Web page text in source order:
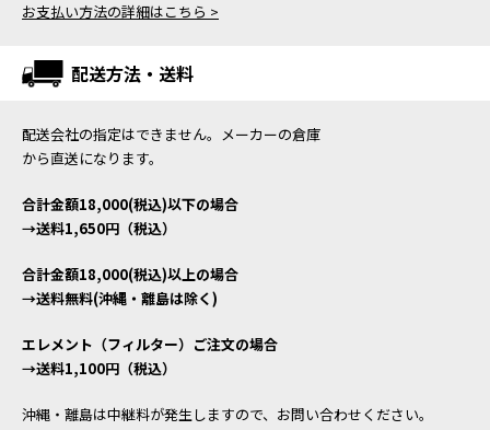
お支払い方法の詳細はこちら >
配送方法・送料
配送会社の指定はできません。メーカーの倉庫
から直送になります。
合計金額18,000(税込)以下の場合
→送料1,650円（税込）
合計金額18,000(税込)以上の場合
→送料無料(沖縄・離島は除く)
エレメント（フィルター）ご注文の場合
→送料1,100円（税込）
沖縄・離島は中継料が発生しますので、お問い合わせください。